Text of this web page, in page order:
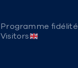
Programme fidélité
Visitors